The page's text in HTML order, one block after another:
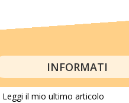
INFORMATI
Leggi il mio ultimo articolo